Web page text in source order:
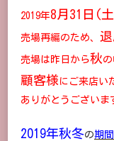
2019年8月31日(
売場再編のため、
売場は昨日から秋
顧客様 にご来店い
ありがとうござい
2019年秋冬の期